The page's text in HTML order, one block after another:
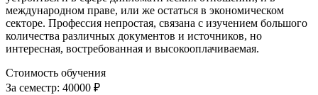
международном праве, или же остаться в экономическом
секторе. Профессия непростая, связана с изучением большого
количества различных документов и источников, но
интересная, востребованная и высокооплачиваемая.
Стоимость обучения
За семестр: 40000 ₽